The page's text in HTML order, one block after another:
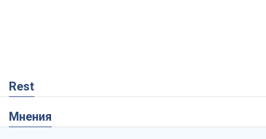
Rest
Мнения